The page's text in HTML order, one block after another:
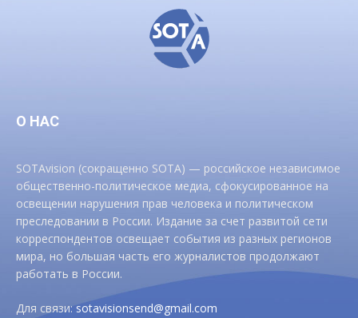
О НАС
SOTAvision (сокращенно SOTA) — российское независимое
общественно-политическое медиа, сфокусированное на
освещении нарушения прав человека и политическом
преследовании в России. Издание за счет развитой сети
корреспондентов освещает события из разных регионов
мира, но большая часть его журналистов продолжают
работать в России.
Для связи:sotavisionsend@gmail.com